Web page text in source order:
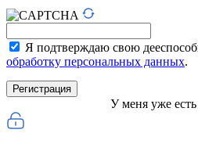
Я подтверждаю свою
обработку персональных данных.
У меня уже есть